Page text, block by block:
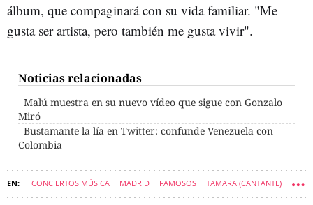
álbum, que compaginará con su vida familiar. "Me
gusta ser artista, pero también me gusta vivir".
Noticias relacionadas
Malú muestra en su nuevo vídeo que sigue con Gonzalo
Miró
Bustamante la lía en Twitter: confunde Venezuela con
Colombia
CONCIERTOS MÚSICA MADRID FAMOSOS TAMARA (CANTANTE)